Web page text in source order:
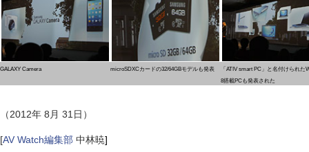
GALAXY Camera microSDXCカードの32/64GBモデルも発表
「ATIV smart PC」と名付けられた
8搭載PCも発表された
（2012年 8月 31日）
[AV Watch編集部 中林暁]